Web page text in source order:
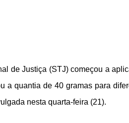
de Justiça (STJ) começou a
a quantia de 40 gramas para
nesta quarta-feira (21).